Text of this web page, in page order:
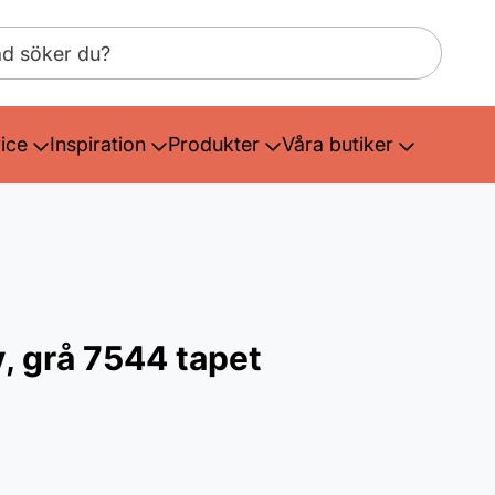
Inspiration Produkter Våra butiker
grå 7544 tapet